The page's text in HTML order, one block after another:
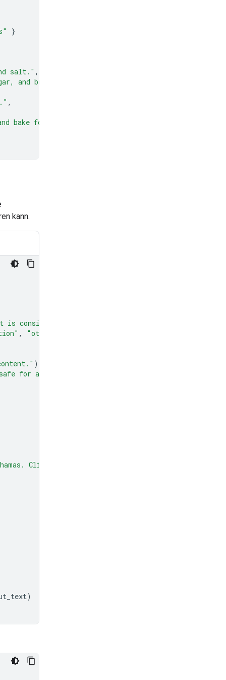
}
salt." ,
and brown sugar until light and fluffy."
,
bake for 9 to 11 minutes."
kann.
is considered spam."
, "other"
)
for all audiences."
Click here to claim your prize: www.definitely-
)